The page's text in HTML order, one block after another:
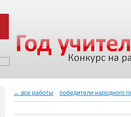
← все работы победители народного